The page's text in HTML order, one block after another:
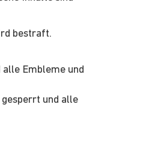
bestraft.
Embleme und
und alle